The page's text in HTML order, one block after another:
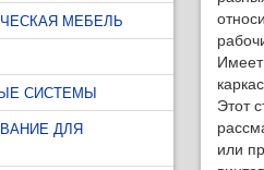
МЕБЕЛЬ
СИСТЕМЫ
ДЛЯ
Этот
или